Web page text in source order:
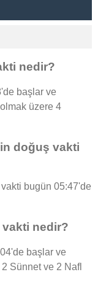
nedir?
başlar ve
üzere 4
doğuş vakti
bugün 05:47'de
nedir?
başlar ve
Sünnet ve 2 Nafl